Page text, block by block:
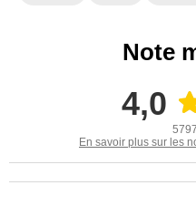
Note
4,0
En savoir plus sur les